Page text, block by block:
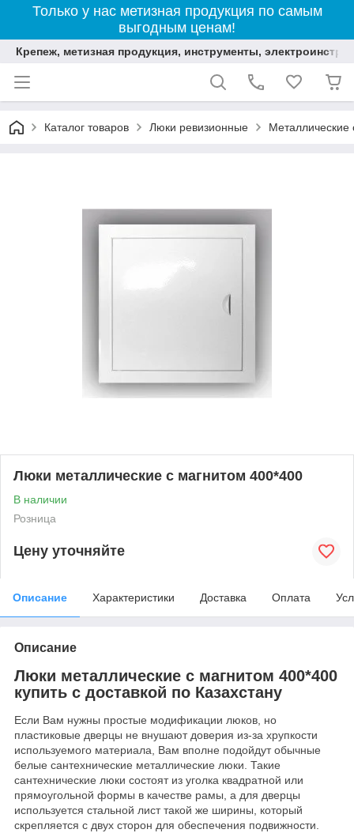
Только у нас метизная продукция по самым
выгодным ценам!
Крепеж, метизная продукция, инструменты,
Каталог товаров Люки ревизионные Металлические
Люки металлические с магнитом 400*400
В наличии
Розница
Цену уточняйте
Описание Характеристики Доставка Оплата
Описание
Люки металлические с магнитом 400*400
купить с доставкой по Казахстану
Если Вам нужны простые модификации люков, но
пластиковые дверцы не внушают доверия из-за хрупкости
используемого материала, Вам вполне подойдут обычные
белые сантехнические металлические люки. Такие
сантехнические люки состоят из уголка квадратной или
прямоугольной формы в качестве рамы, а для дверцы
используется стальной лист такой же ширины, который
скрепляется с двух сторон для обеспечения подвижности.